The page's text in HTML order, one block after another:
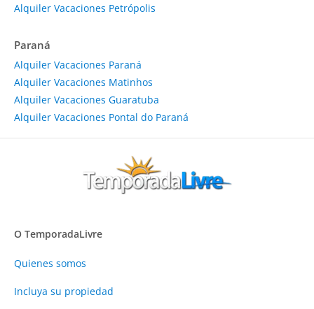
Alquiler Vacaciones Petrópolis
Paraná
Alquiler Vacaciones Paraná
Alquiler Vacaciones Matinhos
Alquiler Vacaciones Guaratuba
Alquiler Vacaciones Pontal do Paraná
O TemporadaLivre
Quienes somos
Incluya su propiedad